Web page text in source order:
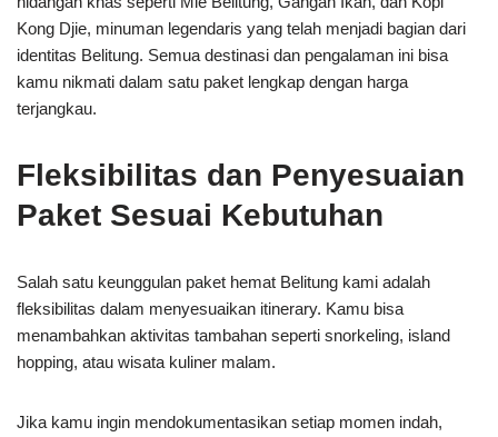
Kong Djie, minuman legendaris yang telah menjadi bagian dari
identitas Belitung. Semua destinasi dan pengalaman ini bisa
kamu nikmati dalam satu paket lengkap dengan harga
terjangkau.
Fleksibilitas dan Penyesuaian
Paket Sesuai Kebutuhan
Salah satu keunggulan paket hemat Belitung kami adalah
fleksibilitas dalam menyesuaikan itinerary. Kamu bisa
menambahkan aktivitas tambahan seperti snorkeling, island
hopping, atau wisata kuliner malam.
Jika kamu ingin mendokumentasikan setiap momen indah,